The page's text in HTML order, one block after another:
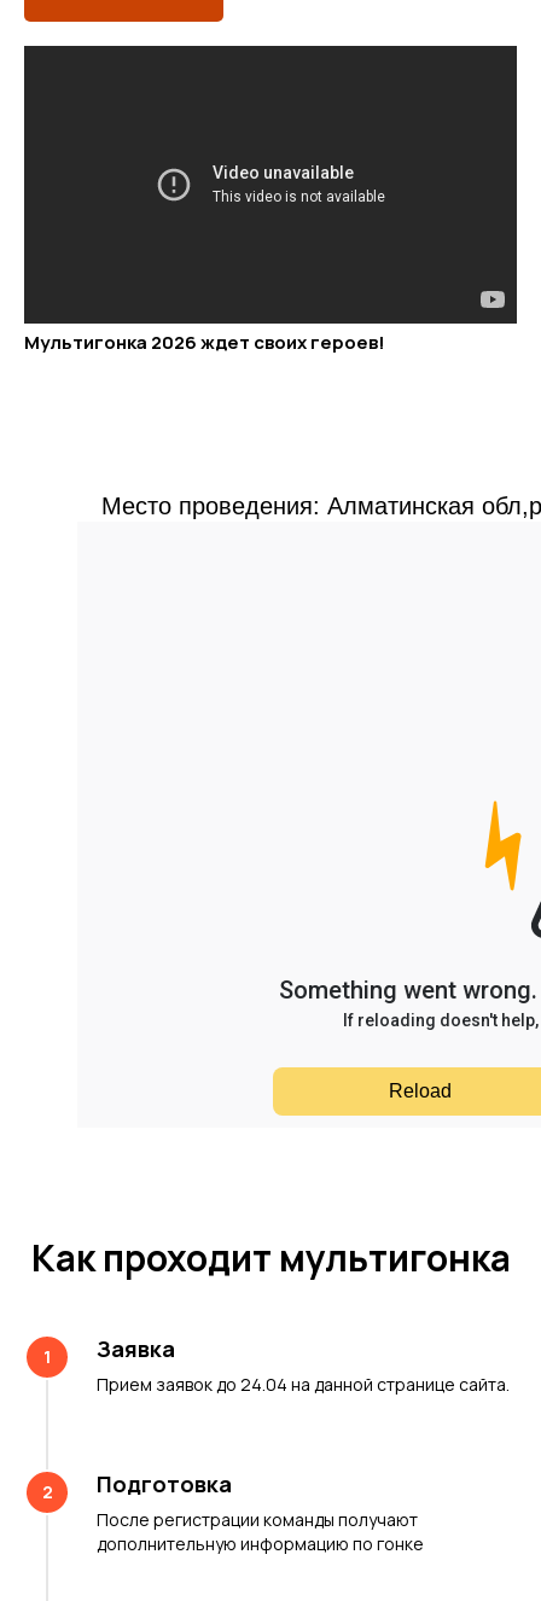
Мультигонка 2026 ждет своих героев!
Место проведения: Алматинская
Как проходит мультигонка
1 Заявка
Прием заявок до 24.04 на данной странице сайта.
2 Подготовка
После регистрации команды получают
дополнительную информацию по гонке